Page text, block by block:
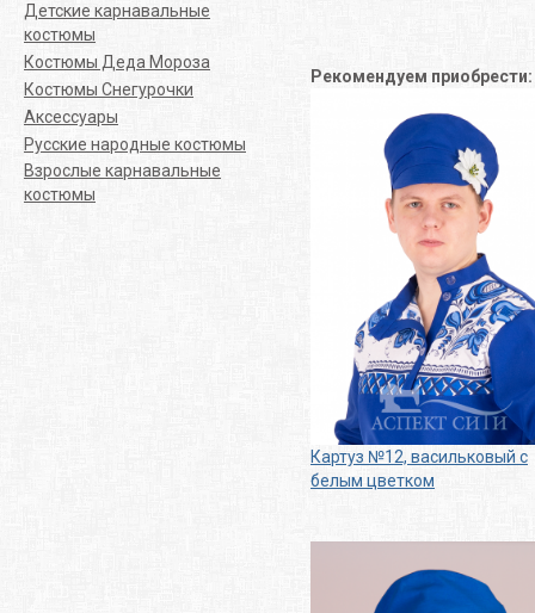
Детские карнавальные
костюмы
Костюмы Деда Мороза
Костюмы Снегурочки
Аксессуары
Русские народные костюмы
Взрослые карнавальные
костюмы
Рекомендуем приобрести:
Картуз №12, васильковый с
белым цветком